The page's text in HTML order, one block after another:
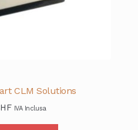
CLM Solutions
IVA Inclusa